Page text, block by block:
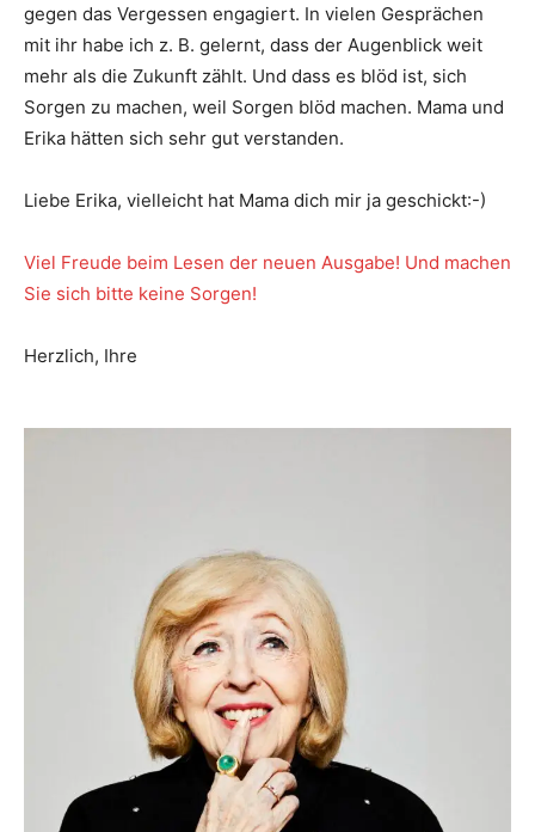
gegen das Vergessen engagiert. In vielen Gesprächen
mit ihr habe ich z. B. gelernt, dass der Augenblick weit
mehr als die Zukunft zählt. Und dass es blöd ist, sich
Sorgen zu machen, weil Sorgen blöd machen. Mama und
Erika hätten sich sehr gut verstanden.
Liebe Erika, vielleicht hat Mama dich mir ja geschickt:-)
Viel Freude beim Lesen der neuen Ausgabe! Und machen
Sie sich bitte keine Sorgen!
Herzlich, Ihre